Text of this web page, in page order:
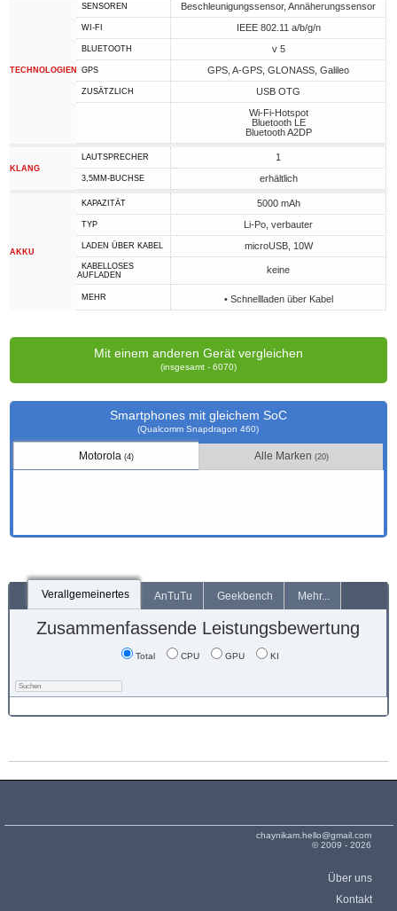
TECHNOLOGIEN
SENSOREN Beschleunigungssensor, Annäherungssensor
WI-FI IEEE 802.11 a/b/g/n
BLUETOOTH v 5
GPS GPS, A-GPS, GLONASS, Galileo
ZUSÄTZLICH
USB OTG
Wi-Fi-Hotspot
Bluetooth LE
Bluetooth A2DP
KLANG
LAUTSPRECHER 1
3,5MM-BUCHSE erhältlich
AKKU
KAPAZITÄT 5000 mAh
TYP Li-Po, verbauter
LADEN ÜBER KABEL microUSB, 10W
KABELLOSES
AUFLADEN
keine
MEHR • Schnellladen über Kabel
Mit einem anderen Gerät vergleichen
(insgesamt - 6070)
Smartphones mit gleichem SoC
(Qualcomm Snapdragon 460)
Motorola(4) Alle Marken (20)
Verallgemeinertes AnTuTu Geekbench Mehr...
Zusammenfassende Leistungsbewertung
Total CPU GPU KI
chaynikam.hello@gmail.com
© 2009 - 2026
Über uns
Kontakt